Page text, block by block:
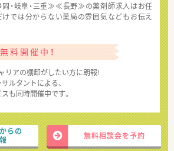
・岐阜・三重≫≪長野≫の薬剤師求人はお任
けでは分からない薬局の雰囲気などもお伝え
料開催中！
リアの棚卸がしたい方に朗報!
ルタントによる、
も同時開催中です。
らの
無料相談会を予約